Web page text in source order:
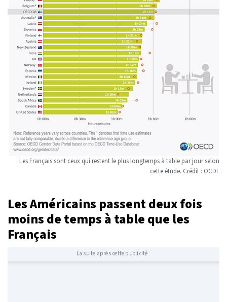
Les Français sont ceux qui restent le plus longtemps à table par jour selon
cette étude. Crédit : OCDE
Les Américains passent deux fois
moins de temps à table que les
Français
La suite après cette publicité